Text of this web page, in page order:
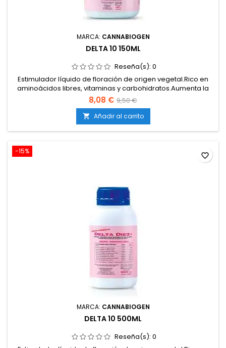
MARCA: CANNABIOGEN
DELTA 10 150ML
Reseña(s): 0
Estimulador líquido de floración de origen vegetal.Rico en
aminoácidos libres, vitaminas y carbohidratos.Aumenta la
formación de flores densas, compactas y
resinosas.Potencia el aroma, sabor y calidad organoléptica
de la cosecha.Compatible con todo tipo de sistemas y
medios de cultivo.
8,08 € 9,50 €
 Añadir al carrito
-15%
MARCA: CANNABIOGEN
DELTA 10 500ML
Reseña(s): 0
favorite_border